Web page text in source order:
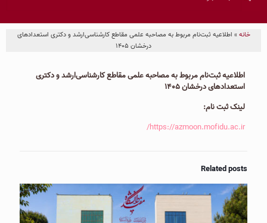
خانه» اطلاعیه ثبت‌نام مربوط به مصاحبه علمی مقاطع کارشناسی‌ارشد و دکتری استعدادهای
درخشان ۱۴۰۵
اطلاعیه ثبت‌نام مربوط به مصاحبه علمی مقاطع کارشناسی‌ارشد و دکتری
استعدادهای درخشان ۱۴۰۵
لینک ثبت نام:
https://azmoon.mofidu.ac.ir/
Related posts